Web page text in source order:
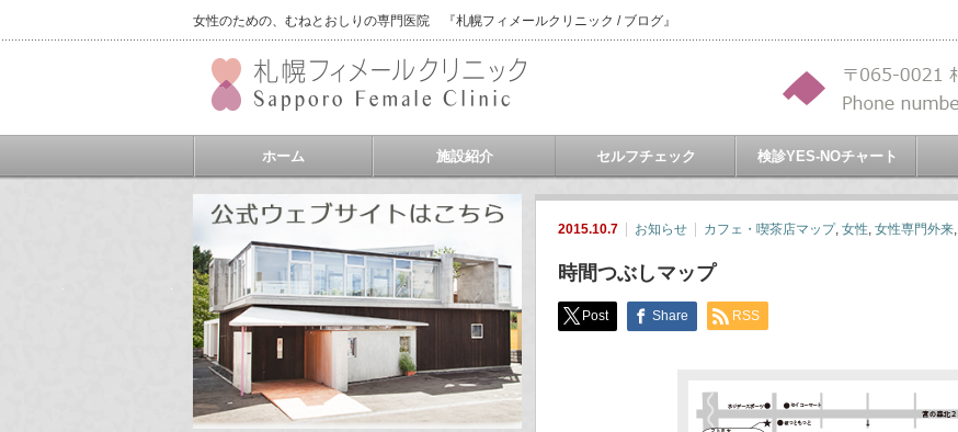
女性のための、むねとおしりの専門医院 『札幌フィメールクリニック / ブログ』
ホーム 施設紹介 セルフチェック 検診YES-NOチャート
2015.10.7 お知らせ カフェ・喫茶店マップ, 女性, 女性専門外来,
時間つぶしマップ
Post Share RSS